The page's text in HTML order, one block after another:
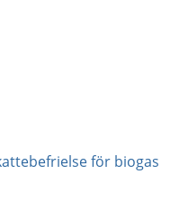
för biogas